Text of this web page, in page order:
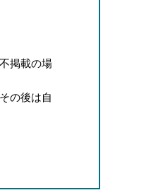
掲載の場
の後は自